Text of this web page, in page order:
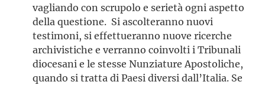
vagliando con scrupolo e serietà ogni aspetto
della questione. Si ascolteranno nuovi
testimoni, si effettueranno nuove ricerche
archivistiche e verranno coinvolti i Tribunali
diocesani e le stesse Nunziature Apostoliche,
quando si tratta di Paesi diversi dall’Italia. Se